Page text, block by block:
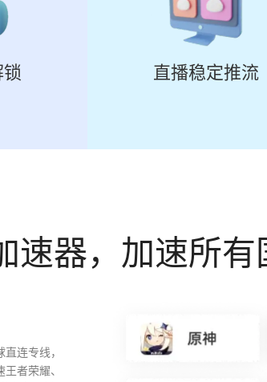
锁 直播稳定推流
速器，加速所有
连专线，
者荣耀、